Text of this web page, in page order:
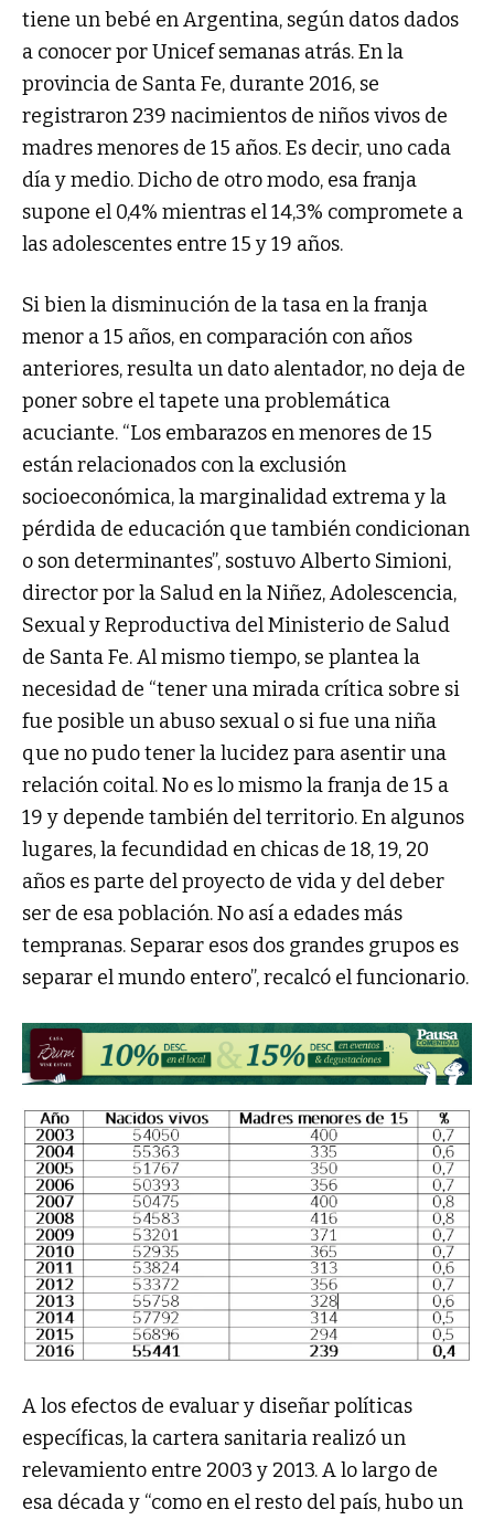
tiene un bebé en Argentina, según datos dados
a conocer por Unicef semanas atrás. En la
provincia de Santa Fe, durante 2016, se
registraron 239 nacimientos de niños vivos de
madres menores de 15 años. Es decir, uno cada
día y medio. Dicho de otro modo, esa franja
supone el 0,4% mientras el 14,3% compromete a
las adolescentes entre 15 y 19 años.
Si bien la disminución de la tasa en la franja
menor a 15 años, en comparación con años
anteriores, resulta un dato alentador, no deja de
poner sobre el tapete una problemática
acuciante. “Los embarazos en menores de 15
están relacionados con la exclusión
socioeconómica, la marginalidad extrema y la
pérdida de educación que también condicionan
o son determinantes”, sostuvo Alberto Simioni,
director por la Salud en la Niñez, Adolescencia,
Sexual y Reproductiva del Ministerio de Salud
de Santa Fe. Al mismo tiempo, se plantea la
necesidad de “tener una mirada crítica sobre si
fue posible un abuso sexual o si fue una niña
que no pudo tener la lucidez para asentir una
relación coital. No es lo mismo la franja de 15 a
19 y depende también del territorio. En algunos
lugares, la fecundidad en chicas de 18, 19, 20
años es parte del proyecto de vida y del deber
ser de esa población. No así a edades más
tempranas. Separar esos dos grandes grupos es
separar el mundo entero”, recalcó el funcionario.
A los efectos de evaluar y diseñar políticas
específicas, la cartera sanitaria realizó un
relevamiento entre 2003 y 2013. A lo largo de
esa década y “como en el resto del país, hubo un